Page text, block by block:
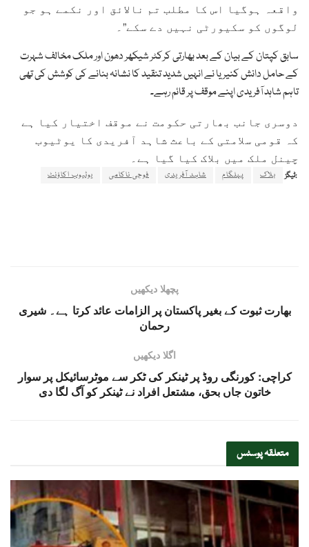
واقعہ ہوگیا اس کا مطلب تم نالائق اور نکمے ہو جو
لوگوں کو سکیورٹی نہیں دے سکے”۔
سابق کپتان کے بیان کے بعد بھارتی کرکٹر شیکھر دھون اور ملک مخالف شہرت
کے حامل دانش کنیریا نے انہیں شدید تنقید کا نشانہ بنانے کی کوشش کی تھی
تاہم شاہد آفریدی اپنے موقف پر قائم رہے۔
دوسری جانب بھارتی حکومت نے موقف اختیار کیا ہے
کہ قومی سلامتی کے باعث شاہد آفریدی کا یوٹیوب
چینل ملک میں بلاک کیا گیا ہے۔
ٹیگز: بلاک پہلگام شاہد آفریدی فوجی ناکامی یوٹیوب اکاؤنٹ
پچھلا دیکھیں
بھارت ثبوت کے بغیر پاکستان پر الزامات عائد کرتا ہے۔ شیری
رحمان
اگلا دیکھیں
کراچی: کورنگی روڈ پر ٹینکر کی ٹکر سے موٹرسائیکل پر سوار
خاتون جاں بحق، مشتعل افراد نے ٹینکر کو آگ لگا دی
متعلقہپوسٹس